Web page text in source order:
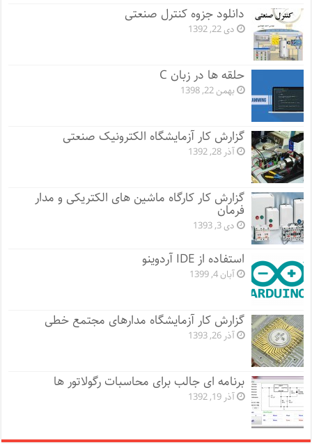
دانلود جزوه کنترل صنعتی
دی 22, 1392
حلقه ها در زبان C
بهمن 22, 1398
گزارش کار آزمایشگاه الکترونیک صنعتی
آذر 28, 1392
گزارش کار کارگاه ماشین های الکتریکی و مدار
فرمان
دی 3, 1393
استفاده از IDE آردوینو
آبان 4, 1399
گزارش کار آزمایشگاه مدارهای مجتمع خطی
آذر 26, 1393
برنامه ای جالب برای محاسبات رگولاتور ها
آذر 19, 1392